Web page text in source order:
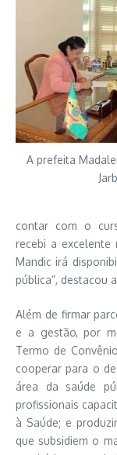
A prefeita
contar com o
recebi a excelente
Mandic irá
pública”, destacou
Além de firmar
e a gestão, por
Termo de
cooperar para o
área da saúde
profissionais
à Saúde; e
que subsidiem o